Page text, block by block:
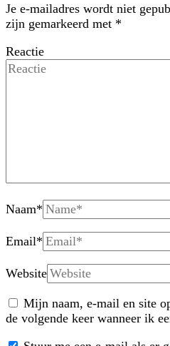
Je e-mailadres wordt niet
zijn gemarkeerd met *
Reactie
Naam*
Email*
Website
Mijn naam, e-mail en site
de volgende keer wanneer ik